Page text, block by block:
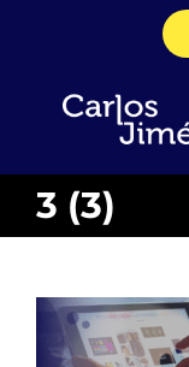
3 (3)